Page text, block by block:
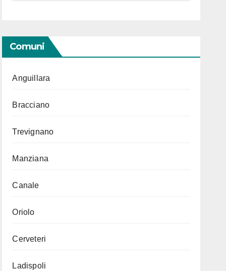
Comuni
Anguillara
Bracciano
Trevignano
Manziana
Canale
Oriolo
Cerveteri
Ladispoli